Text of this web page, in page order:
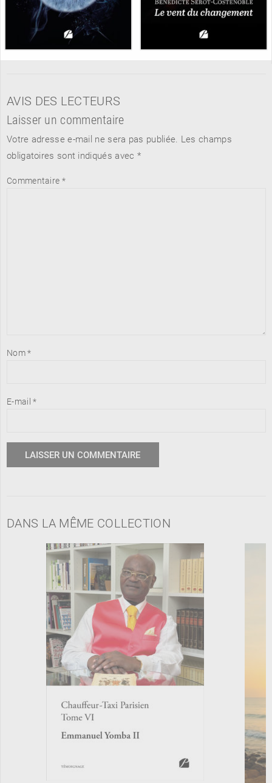
AVIS DES LECTEURS
Laisser un commentaire
Votre adresse e-mail ne sera pas publiée. Les champs
obligatoires sont indiqués avec *
Commentaire *
Nom*
E-mail*
DANS LA MÊME COLLECTION